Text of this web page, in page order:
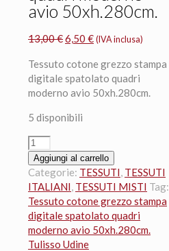
avio 50xh.280cm.
13,00€Il
originale
era:
13,00 €.
6,50 €Il
attuale
è:
6,50 €.
(IVA inclusa)
Tessuto cotone grezzo stampa
digitale spatolato quadri
moderno avio 50xh.280cm.
5 disponibili
Tessuto
cotone
grezzo
stampa
digitale
spatolato
quadri
moderno
Aggiungi al carrello
Categorie: TESSUTI, TESSUTI
ITALIANI, TESSUTI MISTI Tag:
Tessuto cotone grezzo stampa
digitale spatolato quadri
moderno avio 50xh.280cm.
Tulisso Udine